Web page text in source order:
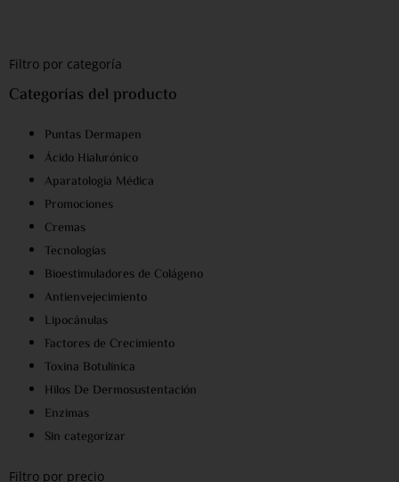
Filtro por categoría
Categorías del producto
Puntas Dermapen
Ácido Hialurónico
Aparatología Médica
Promociones
Cremas
Tecnologías
Bioestimuladores de Colágeno
Antienvejecimiento
Lipocánulas
Factores de Crecimiento
Toxina Botulínica
Hilos De Dermosustentación
Enzimas
Sin categorizar
Filtro por precio